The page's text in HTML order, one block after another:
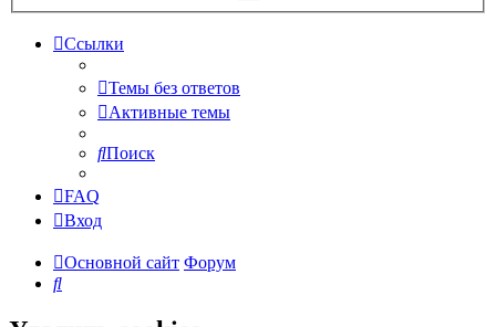
Ссылки
Темы без ответов
Активные темы
Поиск
FAQ
Вход
Основной сайт Форум
Поиск